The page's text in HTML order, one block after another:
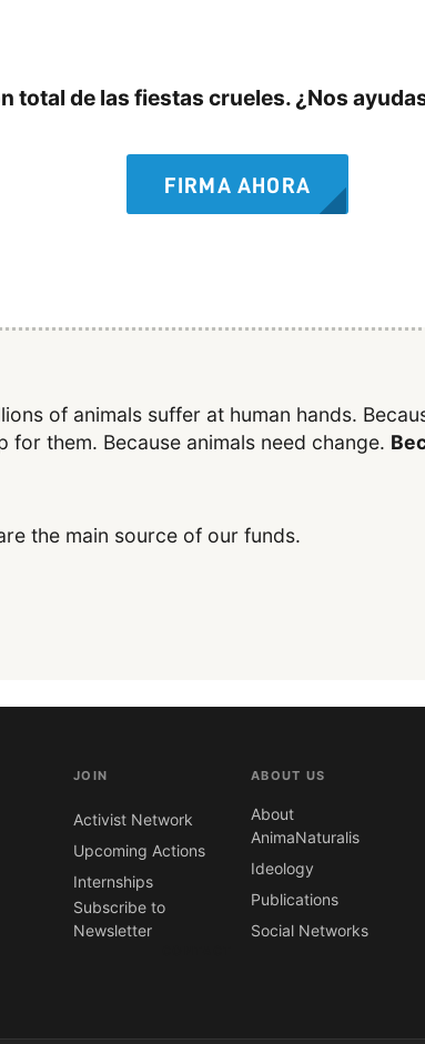
total de las fiestas crueles. ¿Nos
FIRMA AHORA
of animals suffer at human hands.
them. Because animals need change.
the main source of our funds.
JOIN
Activist Network
Upcoming Actions
Internships
Subscribe to
Newsletter
ABOUT US
About
AnimaNaturalis
Ideology
Publications
Social Networks